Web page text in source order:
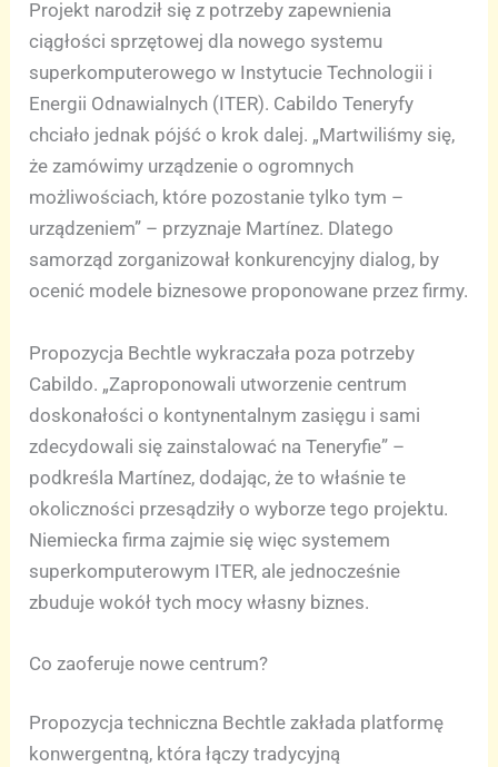
Projekt narodził się z potrzeby zapewnienia
ciągłości sprzętowej dla nowego systemu
superkomputerowego w Instytucie Technologii i
Energii Odnawialnych (ITER). Cabildo Teneryfy
chciało jednak pójść o krok dalej. „Martwiliśmy się,
że zamówimy urządzenie o ogromnych
możliwościach, które pozostanie tylko tym –
urządzeniem” – przyznaje Martínez. Dlatego
samorząd zorganizował konkurencyjny dialog, by
ocenić modele biznesowe proponowane przez firmy.
Propozycja Bechtle wykraczała poza potrzeby
Cabildo. „Zaproponowali utworzenie centrum
doskonałości o kontynentalnym zasięgu i sami
zdecydowali się zainstalować na Teneryfie” –
podkreśla Martínez, dodając, że to właśnie te
okoliczności przesądziły o wyborze tego projektu.
Niemiecka firma zajmie się więc systemem
superkomputerowym ITER, ale jednocześnie
zbuduje wokół tych mocy własny biznes.
Co zaoferuje nowe centrum?
Propozycja techniczna Bechtle zakłada platformę
konwergentną, która łączy tradycyjną